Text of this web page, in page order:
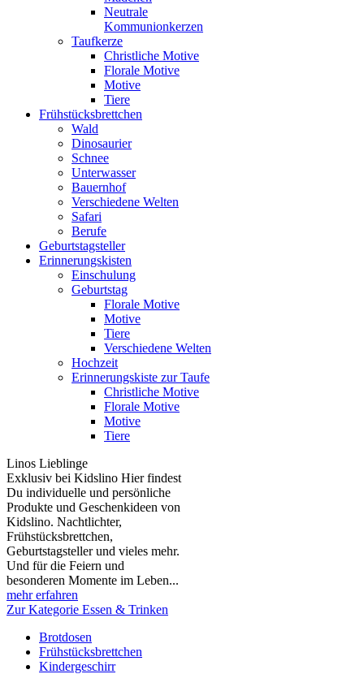
Neutrale
Kommunionkerzen
Taufkerze
Christliche Motive
Florale Motive
Motive
Tiere
Frühstücksbrettchen
Wald
Dinosaurier
Schnee
Unterwasser
Bauernhof
Verschiedene Welten
Safari
Berufe
Geburtstagsteller
Erinnerungskisten
Einschulung
Geburtstag
Florale Motive
Motive
Tiere
Verschiedene Welten
Hochzeit
Erinnerungskiste zur Taufe
Christliche Motive
Florale Motive
Motive
Tiere
Linos Lieblinge
Exklusiv bei Kidslino Hier findest
Du individuelle und persönliche
Produkte und Geschenkideen von
Kidslino. Nachtlichter,
Frühstücksbrettchen,
Geburtstagsteller und vieles mehr.
Und für die Feiern und
besonderen Momente im Leben...
mehr erfahren
Zur Kategorie Essen & Trinken
Brotdosen
Frühstücksbrettchen
Kindergeschirr